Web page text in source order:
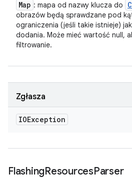
Map : mapa od nazwy klucza do
obrazów będą sprawdzane pod
ograniczenia (jeśli takie istnieje)
dodania. Może mieć wartość null,
filtrowanie.
Zgłasza
IOException
FlashingResourcesParser